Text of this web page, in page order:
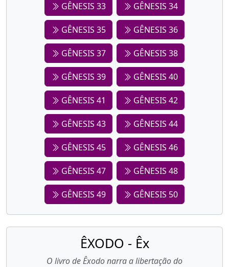
GÊNESIS 33 GÊNESIS 34
GÊNESIS 35 GÊNESIS 36
GÊNESIS 37 GÊNESIS 38
GÊNESIS 39 GÊNESIS 40
GÊNESIS 41 GÊNESIS 42
GÊNESIS 43 GÊNESIS 44
GÊNESIS 45 GÊNESIS 46
GÊNESIS 47 GÊNESIS 48
GÊNESIS 49 GÊNESIS 50
ÊXODO - Êx
O livro de Êxodo narra a libertação do